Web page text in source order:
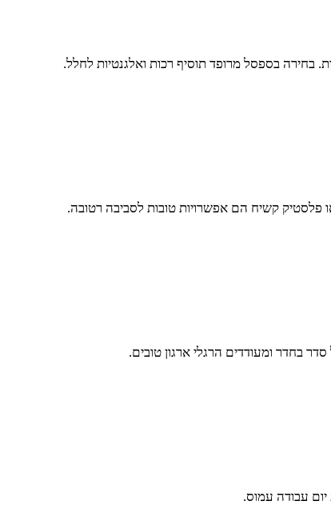
בחירה בספסל מרופד תוסיף רכות ואלגנטיות לחלל.
פלסטיק קשיח הם אפשרויות טובות לסביבה רטובה.
בחדר ומעודדים הרגלי ארגון טובים.
עבודה עמוס.